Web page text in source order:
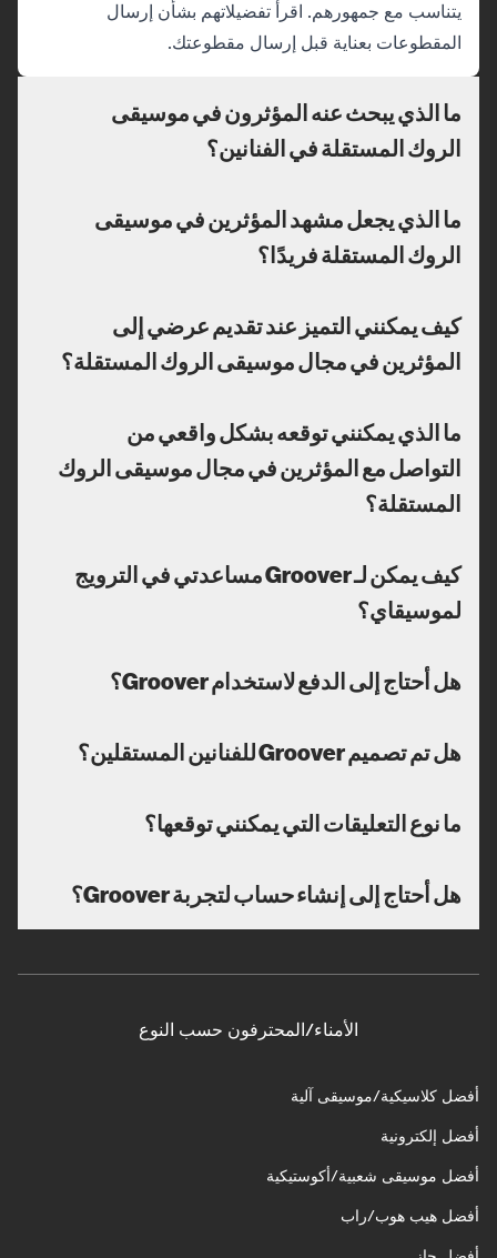
يتناسب مع جمهورهم. اقرأ تفضيلاتهم بشأن إرسال
المقطوعات بعناية قبل إرسال مقطوعتك.
ما الذي يبحث عنه المؤثرون في موسيقى
الروك المستقلة في الفنانين؟
ما الذي يجعل مشهد المؤثرين في موسيقى
الروك المستقلة فريدًا؟
كيف يمكنني التميز عند تقديم عرضي إلى
المؤثرين في مجال موسيقى الروك المستقلة؟
ما الذي يمكنني توقعه بشكل واقعي من
التواصل مع المؤثرين في مجال موسيقى الروك
المستقلة؟
كيف يمكن لـ Groover مساعدتي في الترويج
لموسيقاي؟
هل أحتاج إلى الدفع لاستخدام Groover؟
هل تم تصميم Groover للفنانين المستقلين؟
ما نوع التعليقات التي يمكنني توقعها؟
هل أحتاج إلى إنشاء حساب لتجربة Groover؟
الأمناء/المحترفون حسب النوع
أفضل كلاسيكية/موسيقى آلية
أفضل إلكترونية
أفضل موسيقى شعبية/أكوستيكية
أفضل هيب هوب/راب